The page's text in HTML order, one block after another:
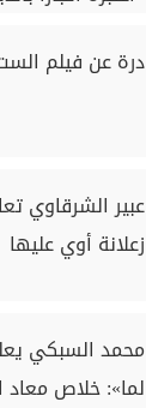
درة عن فيلم
عبير الشرقاوي
زعلانة أوي عليها
محمد السبكي
لما»: خلاص معاد